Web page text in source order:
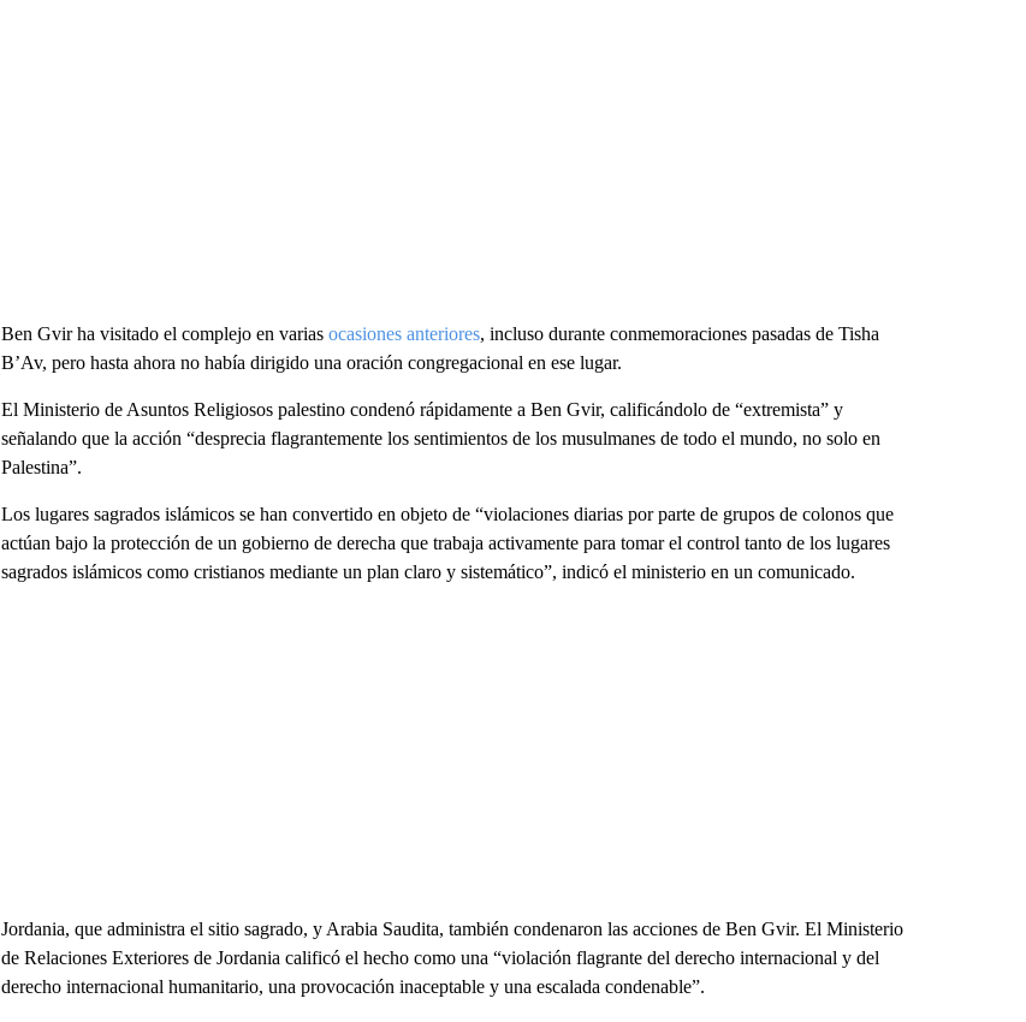
Ben Gvir ha visitado el complejo en varias ocasiones anteriores, incluso durante conmemoraciones pasadas de Tisha
B’Av, pero hasta ahora no había dirigido una oración congregacional en ese lugar.
El Ministerio de Asuntos Religiosos palestino condenó rápidamente a Ben Gvir, calificándolo de “extremista” y
señalando que la acción “desprecia flagrantemente los sentimientos de los musulmanes de todo el mundo, no solo en
Palestina”.
Los lugares sagrados islámicos se han convertido en objeto de “violaciones diarias por parte de grupos de colonos que
actúan bajo la protección de un gobierno de derecha que trabaja activamente para tomar el control tanto de los lugares
sagrados islámicos como cristianos mediante un plan claro y sistemático”, indicó el ministerio en un comunicado.
Jordania, que administra el sitio sagrado, y Arabia Saudita, también condenaron las acciones de Ben Gvir. El Ministerio
de Relaciones Exteriores de Jordania calificó el hecho como una “violación flagrante del derecho internacional y del
derecho internacional humanitario, una provocación inaceptable y una escalada condenable”.